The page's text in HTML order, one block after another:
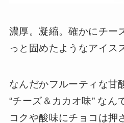
濃厚。凝縮。確かにチー
っと固めたようなアイス
なんだかフルーティな甘
“チーズ＆カカオ味” なん
コクや酸味にチョコは押